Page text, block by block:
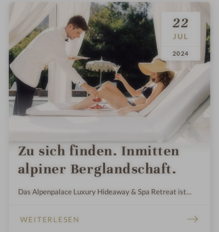
Zu sich finden. Inmitten
alpiner Berglandschaft.
22
.
JUL
.
2024
Das Alpenpalace Luxury Hideaway & Spa Retreat ist
schenkt Raum, um sich frei zu fühlen vor Bergkulisse.
WEITERLESEN